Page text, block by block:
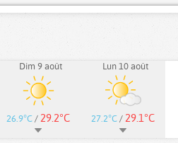
Dim 9 août
26.9°C / 29.2°C
Lun 10 août
27.2°C / 29.1°C